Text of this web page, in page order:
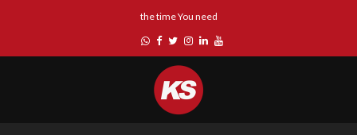
the time You need